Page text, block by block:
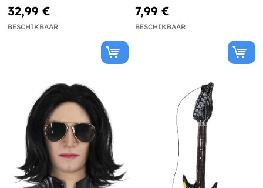
32,99 €
BESCHIKBAAR
7,99 €
BESCHIKBAAR